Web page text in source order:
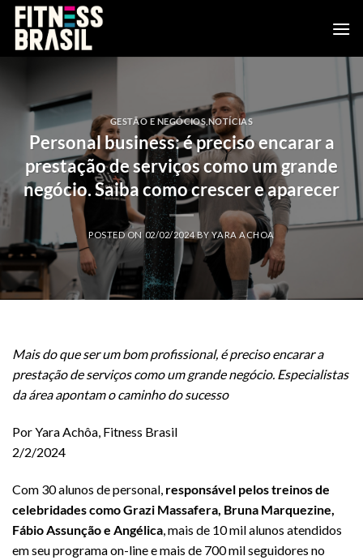
Skip
content
GESTÃO E NEGÓCIOS NOTÍCIAS
Personal business: é preciso encarar a
prestação de serviços como um grande
negócio. Saiba como crescer e aparecer
POSTED ON02/02/2024BYYARA ACHOA
Mais do que ser um bom profissional, é preciso encarar a
prestação de serviços como um grande negócio. Especialistas
da área apontam o caminho do sucesso
Por Yara Achôa, Fitness Brasil
2/2/2024
Com 30 alunos de personal, responsável pelos treinos de
celebridades como Grazi Massafera, Bruna Marquezine,
Fábio Assunção e Angélica , mais de 10 mil alunos atendidos
em seu programa on-line e mais de 700 mil seguidores no